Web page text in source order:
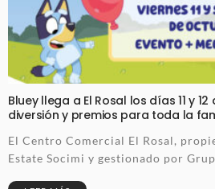
Bluey llega a El Rosal los días 11 y
diversión y premios para toda la
El Centro Comercial El Rosal,
Estate Socimi y gestionado por